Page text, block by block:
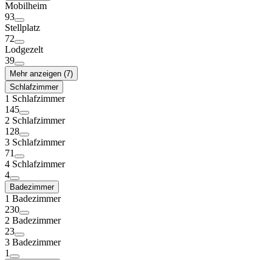
Mobilheim
93
Stellplatz
72
Lodgezelt
39
Mehr anzeigen (7)
Schlafzimmer
1 Schlafzimmer
145
2 Schlafzimmer
128
3 Schlafzimmer
71
4 Schlafzimmer
4
Badezimmer
1 Badezimmer
230
2 Badezimmer
23
3 Badezimmer
1